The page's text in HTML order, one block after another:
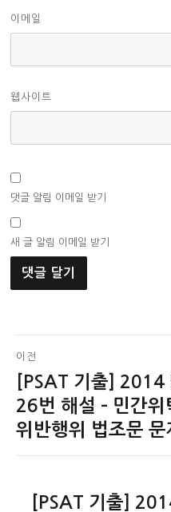
이메일
웹사이트
댓글 알림 이메일 받기
새 글 알림 이메일 받기
글
탐
색
이전
이
전
글:
[PSAT 기출]
26번 해설 – 민간
위반행위 법조문 문
[PSAT 기출]